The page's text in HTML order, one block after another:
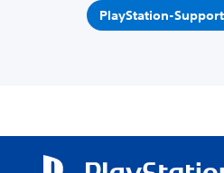
PlayStation-